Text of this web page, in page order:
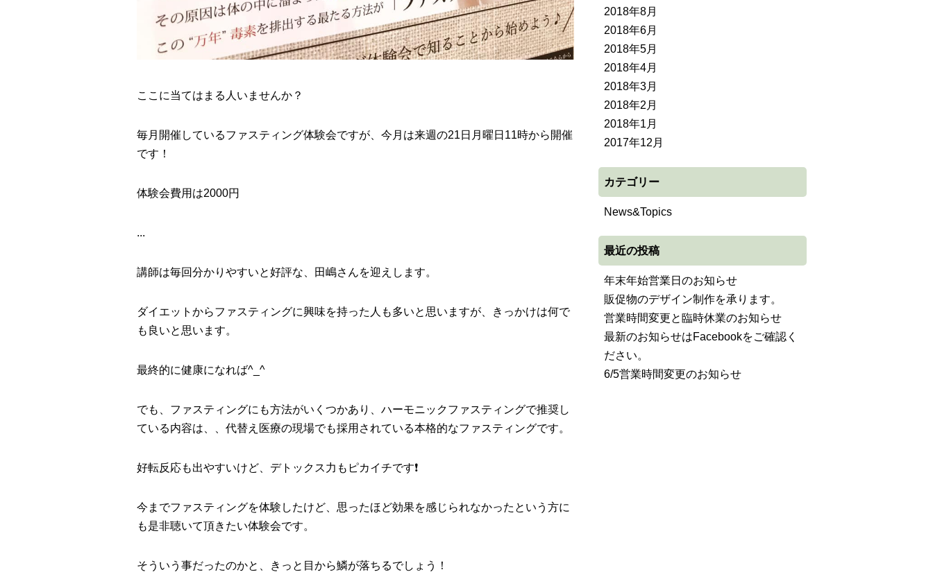
ここに当てはまる人いませんか？
毎月開催しているファスティング体験会ですが、今月は来週の21日月曜日11時から開催
です！
体験会費用は2000円
...
講師は毎回分かりやすいと好評な、田嶋さんを迎えします。
ダイエットからファスティングに興味を持った人も多いと思いますが、きっかけは何で
も良いと思います。
最終的に健康になれば^_^
でも、ファスティングにも方法がいくつかあり、ハーモニックファスティングで推奨し
ている内容は、、代替え医療の現場でも採用されている本格的なファスティングです。
好転反応も出やすいけど、デトックス力もピカイチです❗️
今までファスティングを体験したけど、思ったほど効果を感じられなかったという方に
も是非聴いて頂きたい体験会です。
そういう事だったのかと、きっと目から鱗が落ちるでしょう！
2018年8月
2018年6月
2018年5月
2018年4月
2018年3月
2018年2月
2018年1月
2017年12月
カテゴリー
News&Topics
最近の投稿
年末年始営業日のお知らせ
販促物のデザイン制作を承ります。
営業時間変更と臨時休業のお知らせ
最新のお知らせはFacebookをご確認く
ださい。
6/5営業時間変更のお知らせ